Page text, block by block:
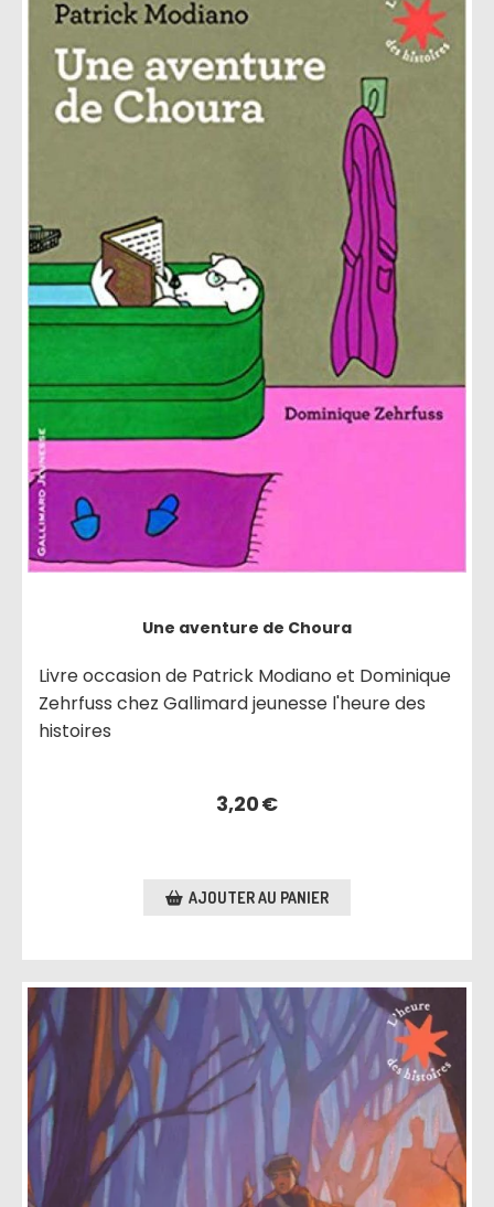
Une aventure de Choura
Livre occasion de Patrick Modiano et Dominique
Zehrfuss chez Gallimard jeunesse l'heure des
histoires
3,20€
AJOUTER AU PANIER